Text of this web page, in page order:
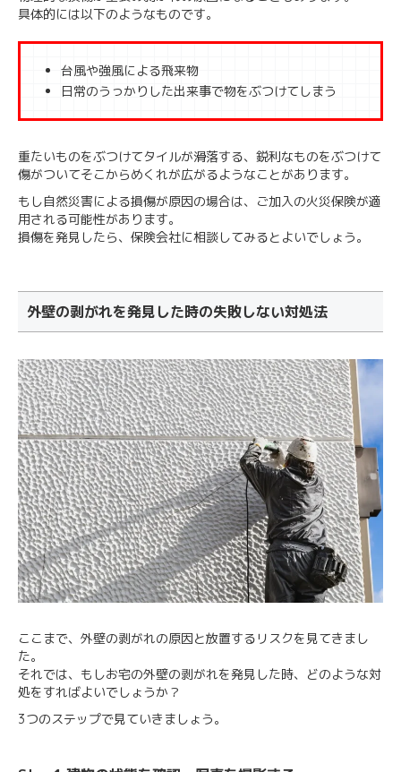
具体的には以下のようなものです。
台風や強風による飛来物
日常のうっかりした出来事で物をぶつけてしまう
重たいものをぶつけてタイルが滑落する、鋭利なものをぶつけて
傷がついてそこからめくれが広がるようなことがあります。
もし自然災害による損傷が原因の場合は、ご加入の火災保険が適
用される可能性があります。
損傷を発見したら、保険会社に相談してみるとよいでしょう。
外壁の剥がれを発見した時の失敗しない対処法
ここまで、外壁の剥がれの原因と放置するリスクを見てきまし
た。
それでは、もしお宅の外壁の剥がれを発見した時、どのような対
処をすればよいでしょうか？
3つのステップで見ていきましょう。